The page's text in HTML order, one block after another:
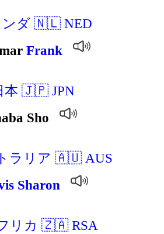
ンダ 🇳🇱 NED
Frank
本 🇯🇵 JPN
Sho
ラリア 🇦🇺 AUS
Sharon
リカ 🇿🇦 RSA